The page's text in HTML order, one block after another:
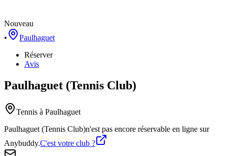
Nouveau
•
Paulhaguet
Réserver
Avis
Paulhaguet (Tennis Club)
Tennis à Paulhaguet
Paulhaguet (Tennis Club)n'est pas encore réservable en ligne sur
Anybuddy.C'est votre club ?